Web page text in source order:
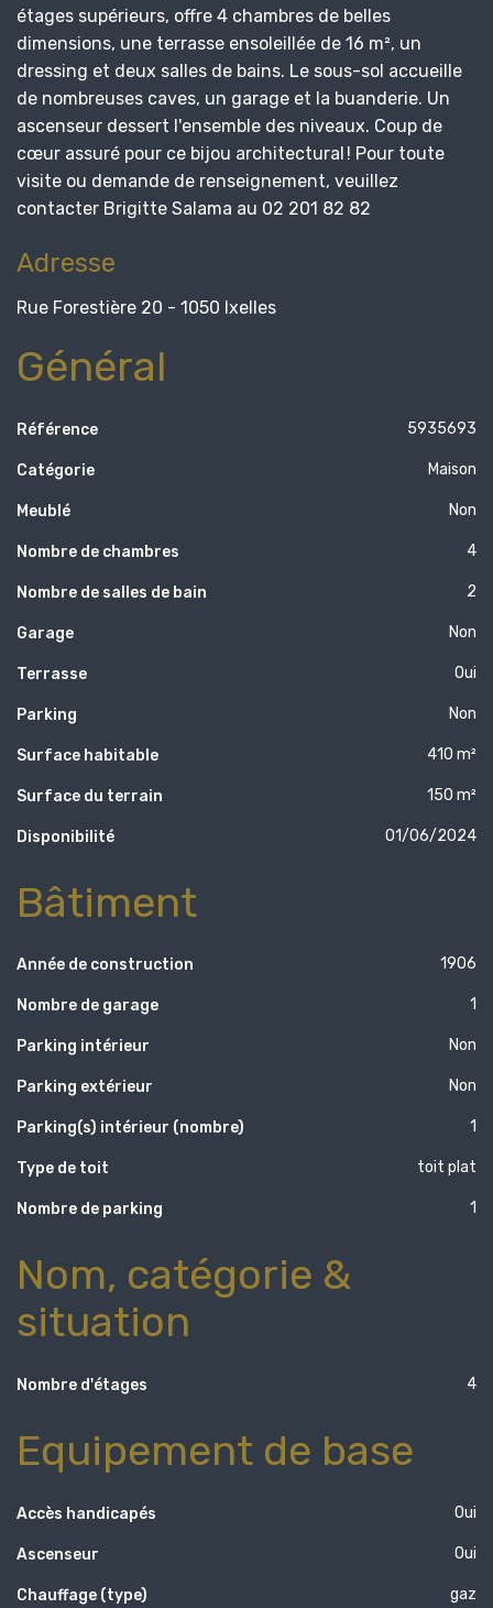
étages supérieurs, offre 4 chambres de belles
dimensions, une terrasse ensoleillée de 16 m², un
dressing et deux salles de bains. Le sous-sol accueille
de nombreuses caves, un garage et la buanderie. Un
ascenseur dessert l'ensemble des niveaux. Coup de
cœur assuré pour ce bijou architectural ! Pour toute
visite ou demande de renseignement, veuillez
contacter Brigitte Salama au 02 201 82 82
Adresse
Rue Forestière 20 - 1050 Ixelles
Général
Référence 5935693
Catégorie Maison
Meublé Non
Nombre de chambres 4
Nombre de salles de bain 2
Garage Non
Terrasse Oui
Parking Non
Surface habitable 410 m²
Surface du terrain 150 m²
Disponibilité 01/06/2024
Bâtiment
Année de construction 1906
Nombre de garage 1
Parking intérieur Non
Parking extérieur Non
Parking(s) intérieur (nombre) 1
Type de toit toit plat
Nombre de parking 1
Nom, catégorie &
situation
Nombre d'étages 4
Equipement de base
Accès handicapés Oui
Ascenseur Oui
Chauffage (type) gaz